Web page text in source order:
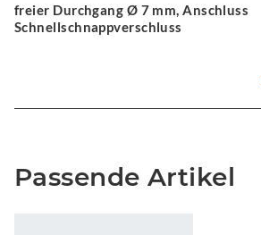
freier Durchgang Ø 7 mm, Anschluss
Schnellschnappverschluss
Passende Artikel